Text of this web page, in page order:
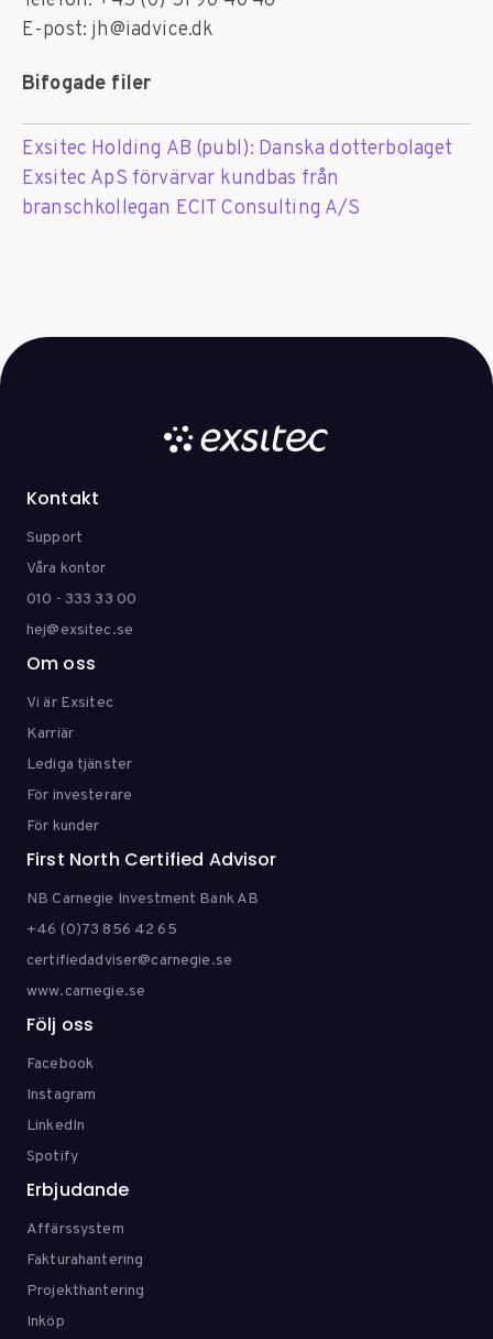
E-post: jh@iadvice.dk
Bifogade filer
Exsitec Holding AB (publ): Danska dotterbolaget
Exsitec ApS förvärvar kundbas från
branschkollegan ECIT Consulting A/S
Kontakt
Support
Våra kontor
010 - 333 33 00
hej@exsitec.se
Om oss
Vi är Exsitec
Karriär
Lediga tjänster
För investerare
För kunder
First North Certified Advisor
NB Carnegie Investment Bank AB
+46 (0)73 856 42 65
certifiedadviser@carnegie.se
www.carnegie.se
Följ oss
Facebook
Instagram
LinkedIn
Spotify
Erbjudande
Affärssystem
Fakturahantering
Projekthantering
Inköp